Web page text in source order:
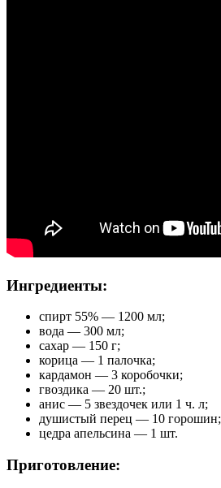
Ингредиенты:
спирт 55% — 1200 мл;
вода — 300 мл;
сахар — 150 г;
корица — 1 палочка;
кардамон — 3 коробочки;
гвоздика — 20 шт.;
анис — 5 звездочек или 1 ч. л;
душистый перец — 10 горошин;
цедра апельсина — 1 шт.
Приготовление: